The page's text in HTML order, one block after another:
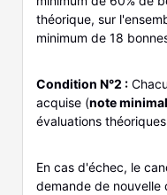
théorique, sur
minimum de 18
Condition N°2 :
acquise (note
évaluations
En cas d'échec, le
demande de nouvelle